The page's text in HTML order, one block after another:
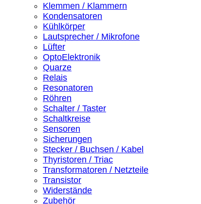
Klemmen / Klammern
Kondensatoren
Kühlkörper
Lautsprecher / Mikrofone
Lüfter
OptoElektronik
Quarze
Relais
Resonatoren
Röhren
Schalter / Taster
Schaltkreise
Sensoren
Sicherungen
Stecker / Buchsen / Kabel
Thyristoren / Triac
Transformatoren / Netzteile
Transistor
Widerstände
Zubehör